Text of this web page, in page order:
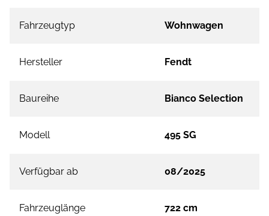
Fahrzeugtyp Wohnwagen
Hersteller Fendt
Baureihe Bianco Selection
Modell 495 SG
Verfügbar ab 08/2025
Fahrzeuglänge 722 cm